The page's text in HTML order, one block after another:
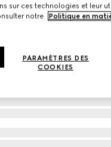
sur ces technologies et leur
notre
Politique en
PARAMÈTRES DES
COOKIES